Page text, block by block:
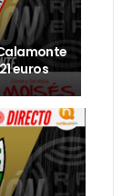
Calamonte
euros